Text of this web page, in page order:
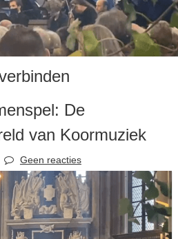
De
van Koormuziek
Geen reacties